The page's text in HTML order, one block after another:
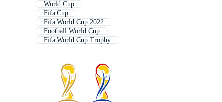
World Cup
Fifa Cup
Fifa World Cup 2022
Football World Cup
Fifa World Cup Trophy